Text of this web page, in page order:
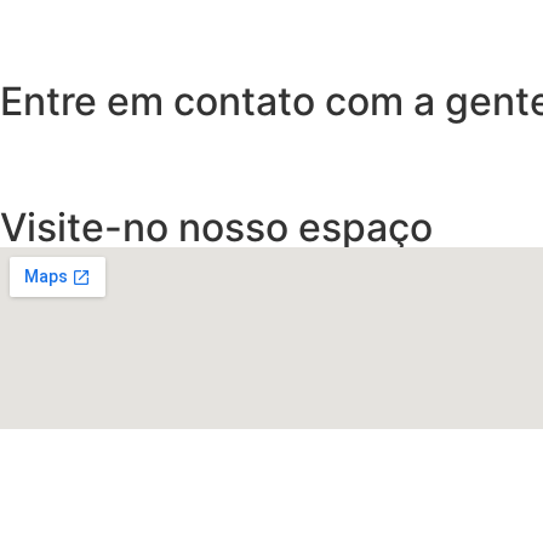
Entre em contato com a
Visite-no nosso espaço